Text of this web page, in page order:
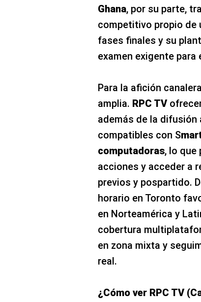
Ghana, por su parte,
competitivo propio de
fases finales y su
examen exigente
Para la afición
amplia. RPC TV
además de la
compatibles con S
computadoras, lo que
acciones y acceder a
previos y pospartido.
horario en Toronto
en Norteamérica y
cobertura
en zona mixta y
real.
¿Cómo ver RPC TV